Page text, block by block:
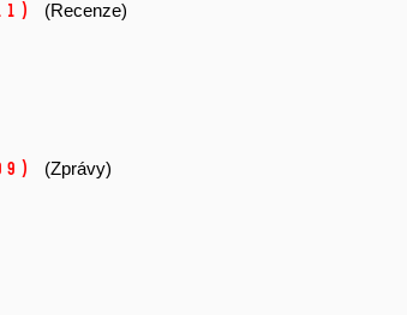
(Recenze)
(Zprávy)